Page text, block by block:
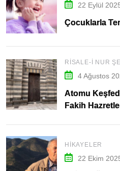
22 Eylül
Çocuklarla
RISALE-I NUR
4 Ağustos
Atomu
Fakih
HIKAYELER
22 Ekim